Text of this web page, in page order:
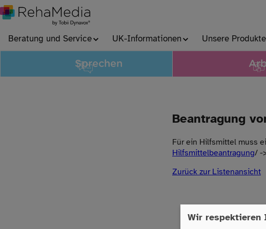
Beantragung
Für ein Hilfsmittel muss
Hilfsmittelbeantragung/ -
Zurück zur Listenansicht
Beratung und Service UK-Informationen Unsere Produkte
Sprechen
Wir respektieren